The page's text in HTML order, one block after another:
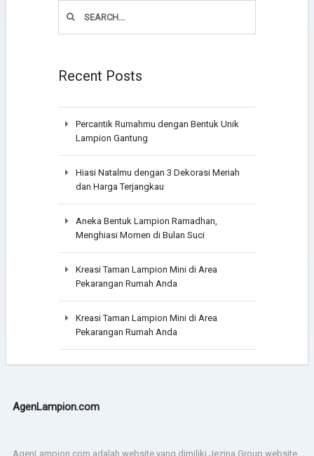
Recent Posts
Percantik Rumahmu dengan Bentuk Unik
Lampion Gantung
Hiasi Natalmu dengan 3 Dekorasi Meriah
dan Harga Terjangkau
Aneka Bentuk Lampion Ramadhan,
Menghiasi Momen di Bulan Suci
Kreasi Taman Lampion Mini di Area
Pekarangan Rumah Anda
Kreasi Taman Lampion Mini di Area
Pekarangan Rumah Anda
AgenLampion.com
AgenLampion.com adalah website yang dimiliki Jezina Group website